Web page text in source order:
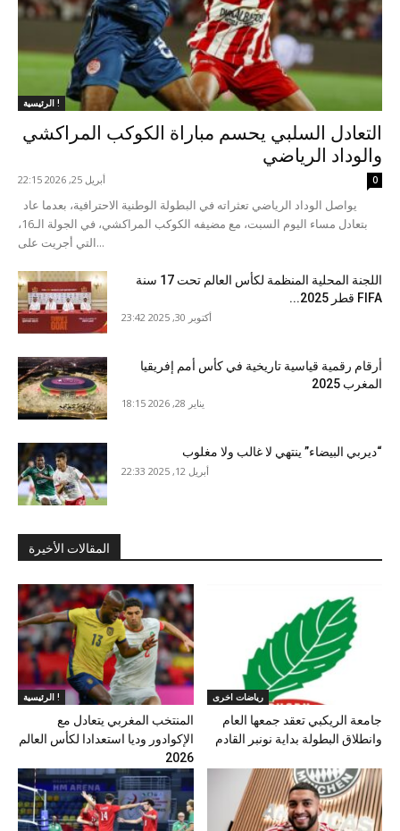
الرئيسية !
التعادل السلبي يحسم مباراة الكوكب المراكشي
والوداد الرياضي
أبريل 25, 2026 22:15 0
بتعادل مساء اليوم السبت، مع مضيفه الكوكب المراكشي، في الجولة الـ16،
التي أجريت على...
اللجنة المحلية المنظمة لكأس العالم تحت 17 سنة
FIFA قطر 2025...
أكتوبر 30, 2025 23:42
أرقام رقمية قياسية تاريخية في كأس أمم إفريقيا
المغرب 2025
يناير 28, 2026 18:15
“ديربي البيضاء” ينتهي لا غالب ولا مغلوب
أبريل 12, 2025 22:33
المقالات الأخيرة
الرئيسية !
المنتخب المغربي يتعادل مع
الإكوادور وديا استعدادا لكأس العالم
2026
رياضات اخرى
جامعة الريكبي تعقد جمعها العام
وانطلاق البطولة بداية نونبر القادم